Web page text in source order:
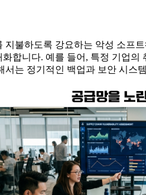
불하도록 강요하는 악성 소
합니다. 예를 들어, 특정 기업
는 정기적인 백업과 보안 시스